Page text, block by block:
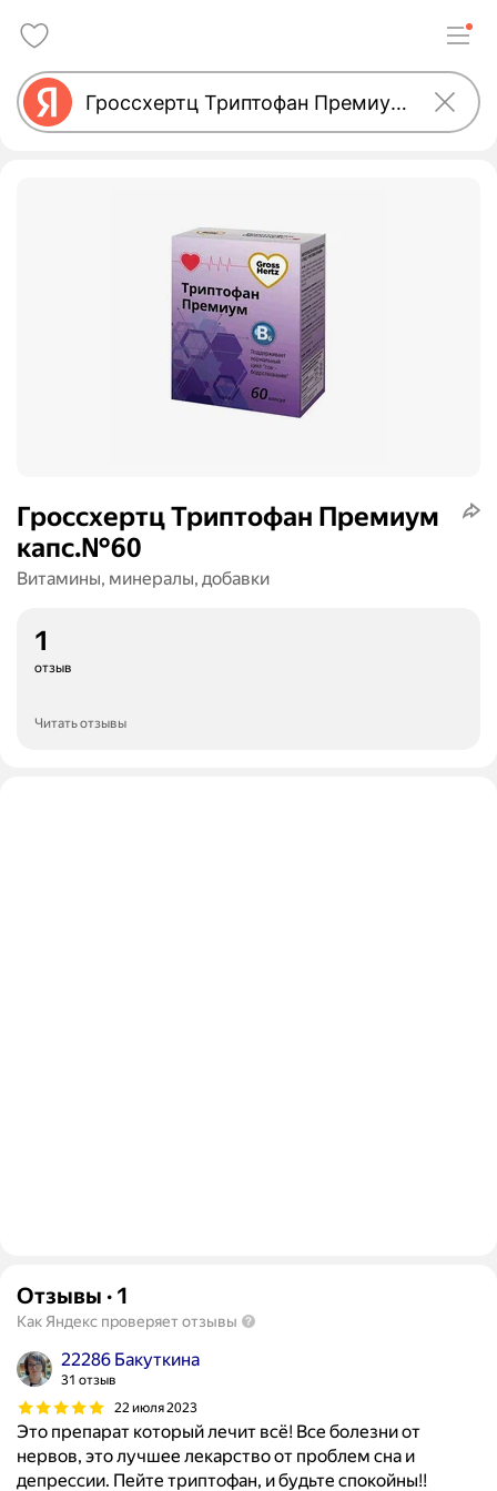
Гроссхертц Триптофан Премиум
капс.№60
Витамины, минералы, добавки
1
отзыв
Читать отзывы
Отзывы · 1
Как Яндекс проверяет отзывы
22286 Бакуткина
31 отзыв
22 июля 2023
Это препарат который лечит всё! Все болезни от
нервов, это лучшее лекарство от проблем сна и
депрессии. Пейте триптофан, и будьте спокойны!!